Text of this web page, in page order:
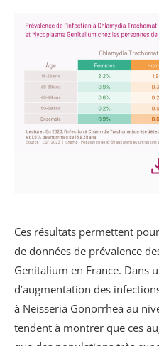
Ces résultats permettent
de données de prévalence
Genitalium en France. Dans
d’augmentation des
à Neisseria Gonorrhea au
tendent à montrer que ces